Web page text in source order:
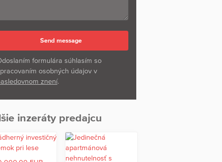
formulára súhlasím so
osobných údajov v
znení.
inzeráty predajcu